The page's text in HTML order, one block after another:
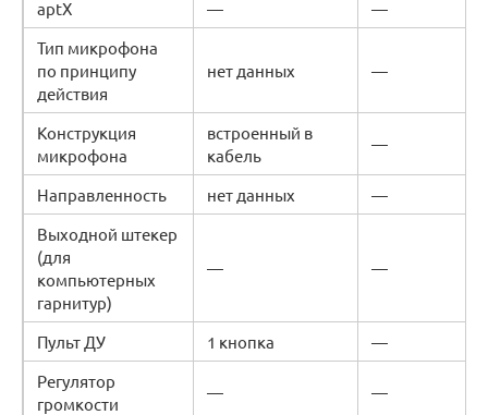
aptX —
—
Тип микрофона
по принципу
действия
нет данных —
Конструкция
микрофона
встроенный в
кабель
—
Направленность нет данных
—
Выходной штекер
(для
компьютерных
гарнитур)
— —
Пульт ДУ 1 кнопка
—
Регулятор
громкости
— —